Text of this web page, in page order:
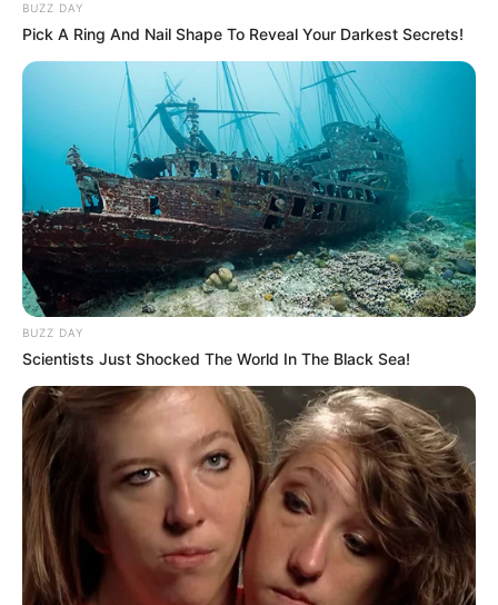
BUZZ DAY
Pick A Ring And Nail Shape To Reveal Your Darkest Secrets!
BUZZ DAY
Scientists Just Shocked The World In The Black Sea!